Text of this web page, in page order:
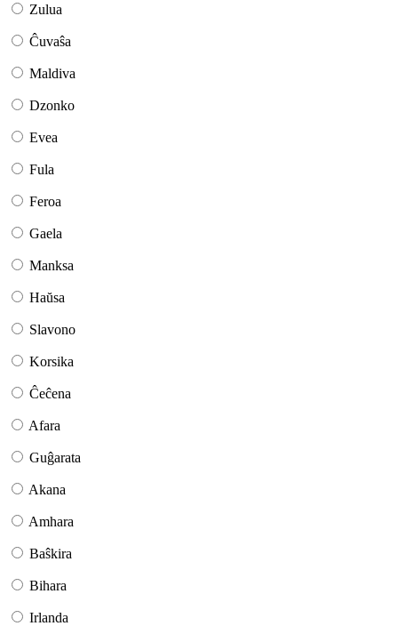
Zulua
Ĉuvaŝa
Maldiva
Dzonko
Evea
Fula
Feroa
Gaela
Manksa
Haŭsa
Slavono
Korsika
Ĉeĉena
Afara
Guĝarata
Akana
Amhara
Baŝkira
Bihara
Irlanda